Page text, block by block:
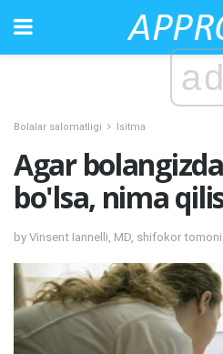
ad
Bolalar salomatligi Isitma
Agar
bo'lsa, nima
by Vinsent Iannelli, MD, shifokor